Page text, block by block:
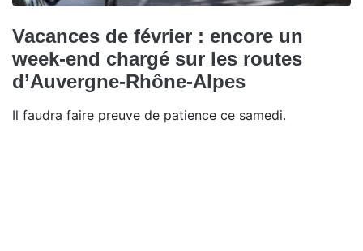
Vacances de février : encore un
week-end chargé sur les routes
d’Auvergne-Rhône-Alpes
Il faudra faire preuve de patience ce samedi.